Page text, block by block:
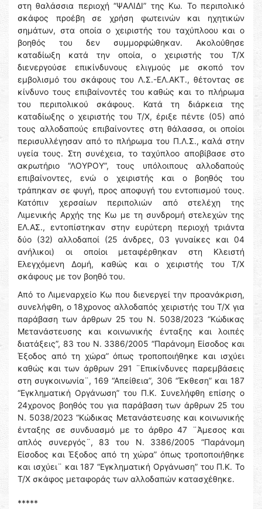
στη θαλάσσια περιοχή “ΨΑΛΙΔΙ” της Κω. Το περιπολικό
σκάφος προέβη σε χρήση φωτεινών και ηχητικών
σημάτων, στα οποία ο χειριστής του ταχύπλοου και ο
βοηθός του δεν συμμορφώθηκαν. Ακολούθησε
καταδίωξη κατά την οποία, ο χειριστής του Τ/Χ
διενεργούσε επικίνδυνους ελιγμούς με σκοπό τον
εμβολισμό του σκάφους του Λ.Σ.-ΕΛ.ΑΚΤ., θέτοντας σε
κίνδυνο τους επιβαίνοντές του καθώς και το πλήρωμα
του περιπολικού σκάφους. Κατά τη διάρκεια της
καταδίωξης ο χειριστής του Τ/Χ, έριξε πέντε (05) από
τους αλλοδαπούς επιβαίνοντες στη θάλασσα, οι οποίοι
περισυλλέγησαν από το πλήρωμα του Π.Λ.Σ., καλά στην
υγεία τους. Στη συνέχεια, το ταχύπλοο αποβίβασε στο
ακρωτήριο “ΛΟΥΡΟΥ”, τους υπόλοιπους αλλοδαπούς
επιβαίνοντες, ενώ ο χειριστής και ο βοηθός του
τράπηκαν σε φυγή, προς αποφυγή του εντοπισμού τους.
Κατόπιν χερσαίων περιπολιών από στελέχη της
Λιμενικής Αρχής της Κω με τη συνδρομή στελεχών της
ΕΛ.ΑΣ., εντοπίστηκαν στην ευρύτερη περιοχή τριάντα
δύο (32) αλλοδαποί (25 άνδρες, 03 γυναίκες και 04
ανήλικοι) οι οποίοι μεταφέρθηκαν στη Κλειστή
Ελεγχόμενη Δομή, καθώς και ο χειριστής του Τ/Χ
σκάφους με τον βοηθό του.
Από το Λιμεναρχείο Κω που διενεργεί την προανάκριση,
συνελήφθη, ο 18χρονος αλλοδαπός χειριστής του Τ/Χ για
παράβαση των άρθρων 25 του Ν. 5038/2023 “Κώδικας
Μετανάστευσης και κοινωνικής ένταξης και λοιπές
διατάξεις”, 83 του Ν. 3386/2005 “Παράνομη Είσοδος και
Έξοδος από τη χώρα” όπως τροποποιήθηκε και ισχύει
καθώς και των άρθρων 291 ¨Επικίνδυνες παρεμβάσεις
στη συγκοινωνία¨, 169 “Απείθεια”, 306 “Έκθεση” και 187
“Εγκληματική Οργάνωση” του Π.Κ. Συνελήφθη επίσης ο
24χρονος βοηθός του για παράβαση των άρθρων 25 του
Ν. 5038/2023 “Κώδικας Μετανάστευσης και κοινωνικής
ένταξης σε συνδυασμό με το άρθρο 47 ¨Άμεσος και
απλός συνεργός¨, 83 του Ν. 3386/2005 “Παράνομη
Είσοδος και Έξοδος από τη χώρα” όπως τροποποιήθηκε
και ισχύει¨ και 187 “Εγκληματική Οργάνωση” του Π.Κ. Το
Τ/Χ σκάφος μεταφοράς των αλλοδαπών κατασχέθηκε.
*****